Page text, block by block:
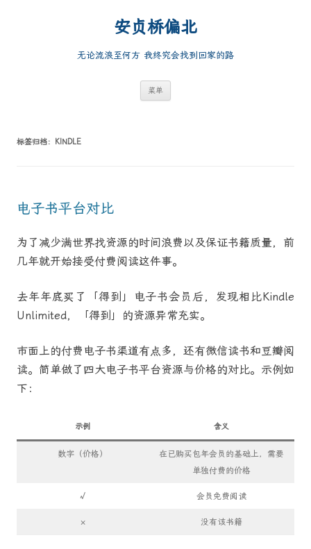
安贞桥偏北
无论流浪至何方 我终究会找到回家的路
菜单
标签归档： KINDLE
电子书平台对比
为了减少满世界找资源的时间浪费以及保证书籍质量，前
几年就开始接受付费阅读这件事。
去年年底买了「得到」电子书会员后，发现相比Kindle
Unlimited，「得到」的资源异常充实。
市面上的付费电子书渠道有点多，还有微信读书和豆瓣阅
读。简单做了四大电子书平台资源与价格的对比。示例如
下：
示例 含义
数字（价格）
在已购买包年会员的基础上，需要
单独付费的价格
√ 会员免费阅读
× 没有该书籍